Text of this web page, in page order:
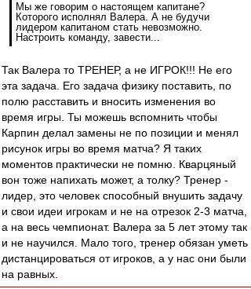
Мы же говорим о настоящем капитане?
Которого исполнял Валера. А не будучи
лидером капитаном стать невозможно.
Настроить команду, завести...
Так Валера то ТРЕНЕР, а не ИГРОК!!! Не его
эта задача. Его задача физику поставить, по
полю расставить и вносить изменения во
время игры. Ты можешь вспомнить чтобы
Карпин делал замены не по позиции и менял
рисунок игры во время матча? Я таких
моментов практически не помню. Кварцяный
вон тоже напихать может, а толку? Тренер -
лидер, это человек способный внушить задачу
и свои идеи игрокам и не на отрезок 2-3 матча,
а на весь чемпионат. Валера за 5 лет этому так
и не научился. Мало того, тренер обязан уметь
дистанцироваться от игроков, а у нас они были
на равных.